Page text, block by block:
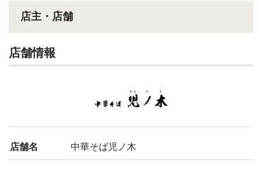
店主・店舗
店舗情報
店舗名 中華そば児ノ木